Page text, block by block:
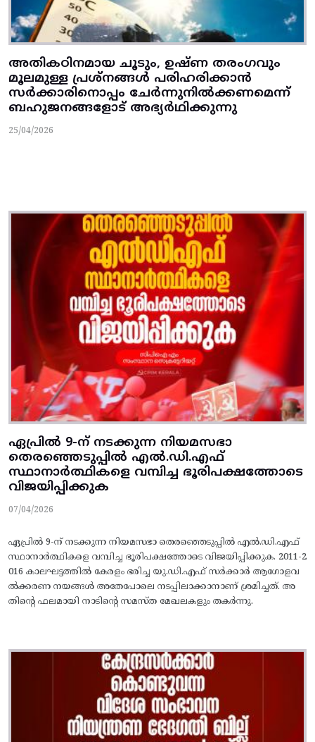
അതികഠിനമായ ചൂടും, ഉഷ്‌ണ തരംഗവും
മൂലമുള്ള പ്രശ്‌നങ്ങള്‍ പരിഹരിക്കാന്‍
സര്‍ക്കാരിനൊപ്പം ചേര്‍ന്നുനില്‍ക്കണമെന്ന്
ബഹുജനങ്ങളോട്‌ അഭ്യര്‍ഥിക്കുന്നു
25/04/2026
ഏപ്രില്‍ 9-ന്‌ നടക്കുന്ന നിയമസഭാ
തെരഞ്ഞെടുപ്പില്‍ എല്‍.ഡി.എഫ്‌
സ്ഥാനാര്‍ത്ഥികളെ വമ്പിച്ച ഭൂരിപക്ഷത്തോടെ
വിജയിപ്പിക്കുക
07/04/2026
ഏപ്രില്‍ 9-ന്‌ നടക്കുന്ന നിയമസഭാ തെരഞ്ഞെടുപ്പില്‍ എല്‍.ഡി.എഫ്‌
സ്ഥാനാര്‍ത്ഥികളെ വമ്പിച്ച ഭൂരിപക്ഷത്തോടെ വിജയിപ്പിക്കുക. 2011-2
016 കാലഘട്ടത്തില്‍ കേരളം ഭരിച്ച യു.ഡി.എഫ്‌ സര്‍ക്കാര്‍ ആഗോളവ
ല്‍ക്കരണ നയങ്ങള്‍ അതേപോലെ നടപ്പിലാക്കാനാണ്‌ ശ്രമിച്ചത്‌. അ
തിന്റെ ഫലമായി നാടിന്റെ സമസ്‌ത മേഖലകളും തകര്‍ന്നു.